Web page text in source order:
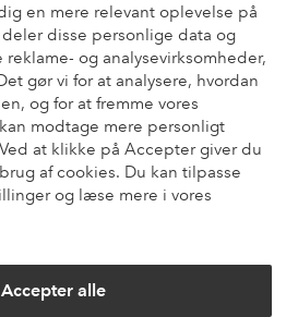
en mere relevant oplevelse på
disse personlige data og
og analysevirksomheder,
gør vi for at analysere, hvordan
og for at fremme vores
modtage mere personligt
at klikke på Accepter giver du
af cookies. Du kan tilpasse
og læse mere i vores
Accepter alle
- betal nu eller del op
vores betalingsmuligheder
elpy